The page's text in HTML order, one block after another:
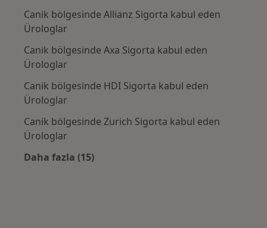
Canik bölgesinde Allianz Sigorta kabul eden
Ürologlar
Canik bölgesinde Axa Sigorta kabul eden
Ürologlar
Canik bölgesinde HDI Sigorta kabul eden
Ürologlar
Canik bölgesinde Zurich Sigorta kabul eden
Ürologlar
Daha fazla (15)